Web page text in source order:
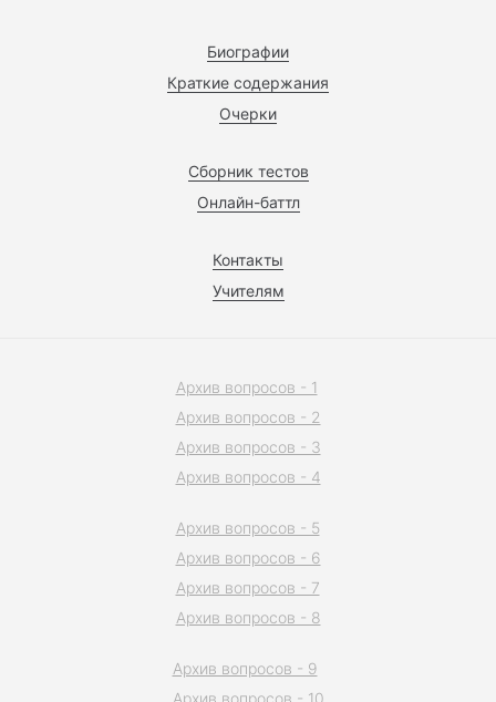
Биографии
Краткие содержания
Очерки
Сборник тестов
Онлайн-баттл
Контакты
Учителям
Архив вопросов - 1
Архив вопросов - 2
Архив вопросов - 3
Архив вопросов - 4
Архив вопросов - 5
Архив вопросов - 6
Архив вопросов - 7
Архив вопросов - 8
Архив вопросов - 9
Архив вопросов - 10